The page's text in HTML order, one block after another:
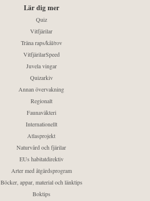
Lär dig mer
Quiz
Vitfjärilar
Träna raps/kål/rov
VitfjärilarSpeed
Juvela vingar
Quizarkiv
Annan övervakning
Regionalt
Faunaväkteri
Internationellt
Atlasprojekt
Naturvård och fjärilar
EUs habitatdirektiv
Arter med åtgärdsprogram
Böcker, appar, material och länktips
Boktips